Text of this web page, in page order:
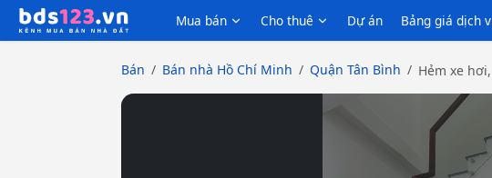
Mua bán Cho thuê Dự án Bảng giá dịch
Bán Bán nhà Hồ Chí Minh Quận Tân Bình Hẻm xe